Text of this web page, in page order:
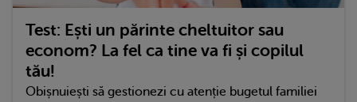
Test: Ești un părinte cheltuitor sau
econom? La fel ca tine va fi și copilul
tău!
Obișnuiești să gestionezi cu atenție bugetul familiei